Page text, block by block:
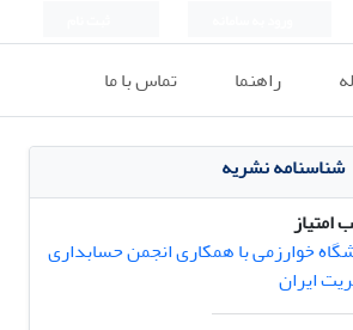
راهنما تماس با ما
شناسنامه نشریه
امتیاز
خوارزمی با همکاری انجمن حسابداری
ایران